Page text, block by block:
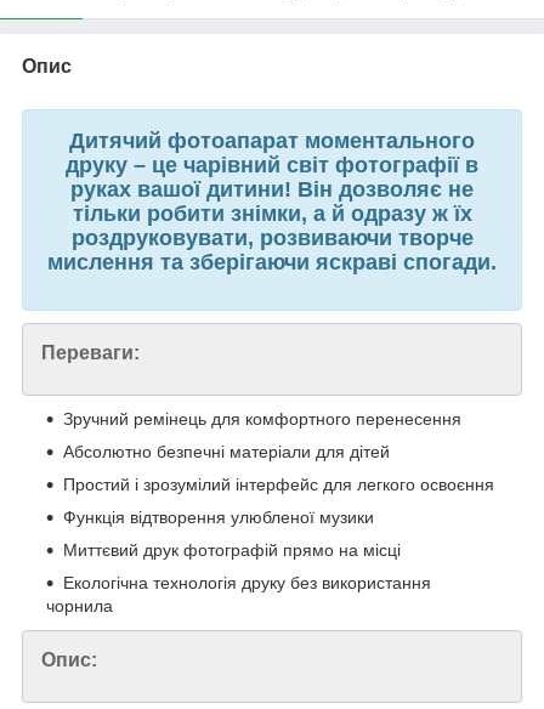
Опис
Дитячий фотоапарат моментального
друку – це чарівний світ фотографії в
руках вашої дитини! Він дозволяє не
тільки робити знімки, а й одразу ж їх
роздруковувати, розвиваючи творче
мислення та зберігаючи яскраві спогади.
Переваги:
Зручний ремінець для комфортного перенесення
Абсолютно безпечні матеріали для дітей
Простий і зрозумілий інтерфейс для легкого освоєння
Функція відтворення улюбленої музики
Миттєвий друк фотографій прямо на місці
Екологічна технологія друку без використання
чорнила
Опис: